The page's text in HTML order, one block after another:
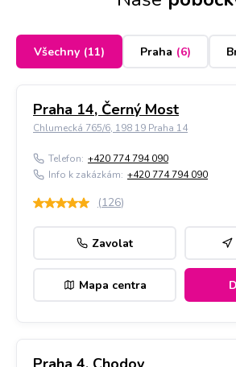
Všechny (11) Praha (6)
Praha 14, Černý Most
Chlumecká 765/6, 198 19 Praha 14
Telefon: +420 774 794 090
Info k zakázkám: +420 774 794 090
(126)
Zavolat
Mapa centra